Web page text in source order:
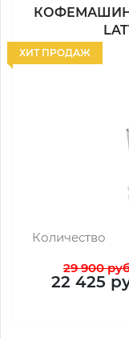
ХИТ ПРОДАЖ
Количество
29 900
22 425